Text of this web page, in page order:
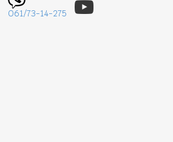
061/73-14-275